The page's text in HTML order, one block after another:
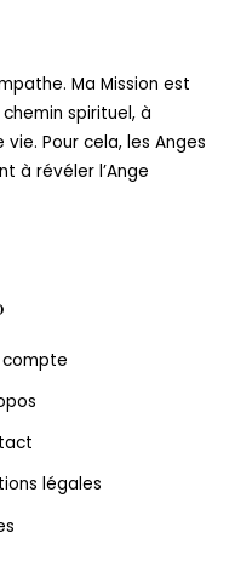
Ma Mission est
spirituel, à
Pour cela, les Anges
à révéler l’Ange
compte
légales